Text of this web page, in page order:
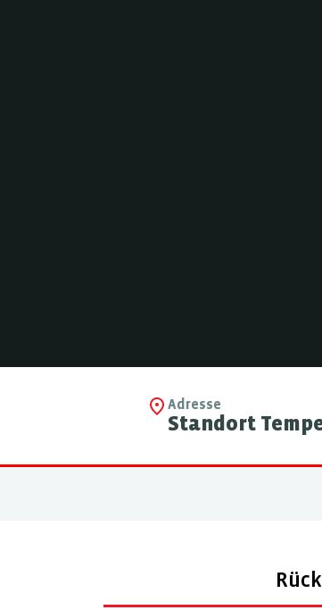
Adresse
Standort